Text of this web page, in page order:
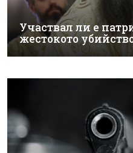
Участвал ли е
жестокото